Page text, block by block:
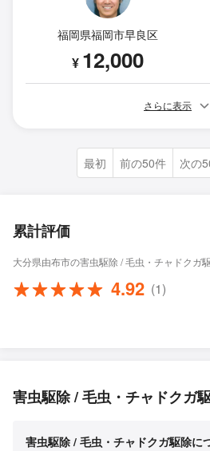
福岡県福岡市早良区
¥ 12,000
さらに表示
最初 前の50件 次の
累計評価
大分県由布市の害虫駆除 / 毛虫・チャドクガ
4.92 (1)
害虫駆除 / 毛虫・チャドクガ
害虫駆除 / 毛虫・チャドクガ駆除に